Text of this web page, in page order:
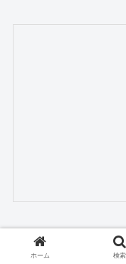
ホーム 検索